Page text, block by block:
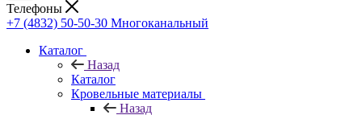
Телефоны
+7 (4832) 50-50-30 Многоканальный
Каталог
Назад
Каталог
Кровельные материалы
Назад